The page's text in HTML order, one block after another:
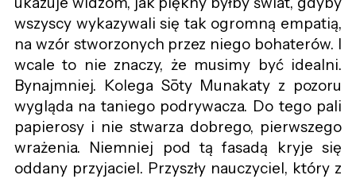
wszyscy wykazywali się tak ogromną empatią,
na wzór stworzonych przez niego bohaterów. I
wcale to nie znaczy, że musimy być idealni.
Bynajmniej. Kolega Sōty Munakaty z pozoru
wygląda na taniego podrywacza. Do tego pali
papierosy i nie stwarza dobrego, pierwszego
wrażenia. Niemniej pod tą fasadą kryje się
oddany przyjaciel. Przyszły nauczyciel, który z